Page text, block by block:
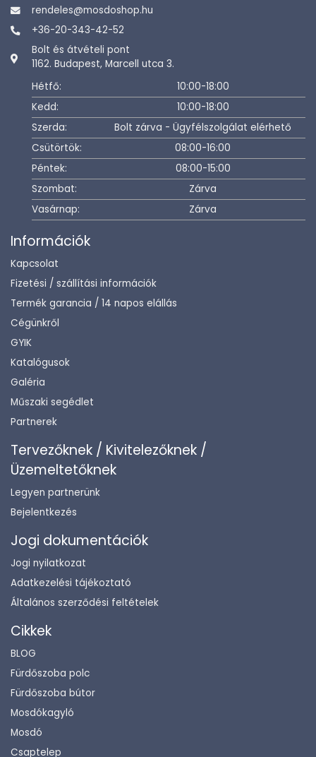
rendeles@mosdoshop.hu
+36-20-343-42-52
Bolt és átvételi pont
1162. Budapest, Marcell utca 3.
Hétfő:
10:00-18:00
Kedd:
10:00-18:00
Szerda:
Bolt zárva - Ügyfélszolgálat elérhető
Csütörtök:
08:00-16:00
Péntek:
08:00-15:00
Szombat:
Zárva
Vasárnap:
Zárva
Információk
Kapcsolat
Fizetési / szállítási információk
Termék garancia / 14 napos elállás
Cégünkről
GYIK
Katalógusok
Galéria
Műszaki segédlet
Partnerek
Tervezőknek / Kivitelezőknek /
Üzemeltetőknek
Legyen partnerünk
Bejelentkezés
Jogi dokumentációk
Jogi nyilatkozat
Adatkezelési tájékoztató
Általános szerződési feltételek
Cikkek
BLOG
Fürdőszoba polc
Fürdőszoba bútor
Mosdókagyló
Mosdó
Csaptelep